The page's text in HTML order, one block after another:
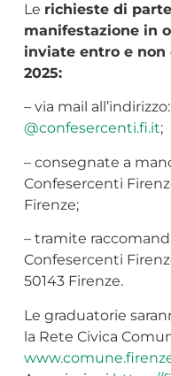
Le richieste di
manifestazione in
inviate entro e non
2025:
– via mail all’indirizzo:
@confesercenti.fi.it;
– consegnate a
Confesercenti
Firenze;
– tramite
Confesercenti
50143 Firenze.
Le graduatorie
la Rete Civica